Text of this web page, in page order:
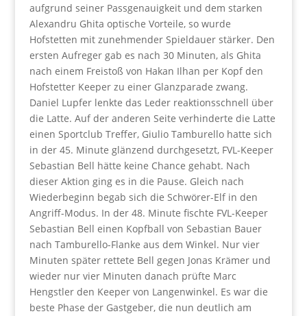
aufgrund seiner Passgenauigkeit und dem starken
Alexandru Ghita optische Vorteile, so wurde
Hofstetten mit zunehmender Spieldauer stärker. Den
ersten Aufreger gab es nach 30 Minuten, als Ghita
nach einem Freistoß von Hakan Ilhan per Kopf den
Hofstetter Keeper zu einer Glanzparade zwang.
Daniel Lupfer lenkte das Leder reaktionsschnell über
die Latte. Auf der anderen Seite verhinderte die Latte
einen Sportclub Treffer, Giulio Tamburello hatte sich
in der 45. Minute glänzend durchgesetzt, FVL-Keeper
Sebastian Bell hätte keine Chance gehabt. Nach
dieser Aktion ging es in die Pause. Gleich nach
Wiederbeginn begab sich die Schwörer-Elf in den
Angriff-Modus. In der 48. Minute fischte FVL-Keeper
Sebastian Bell einen Kopfball von Sebastian Bauer
nach Tamburello-Flanke aus dem Winkel. Nur vier
Minuten später rettete Bell gegen Jonas Krämer und
wieder nur vier Minuten danach prüfte Marc
Hengstler den Keeper von Langenwinkel. Es war die
beste Phase der Gastgeber, die nun deutlich am